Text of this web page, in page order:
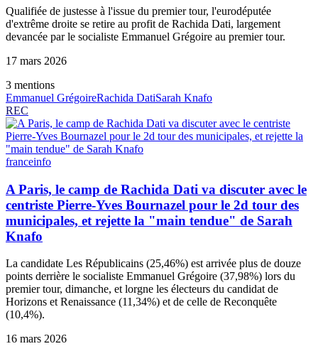
Qualifiée de justesse à l'issue du premier tour, l'eurodéputée
d'extrême droite se retire au profit de Rachida Dati, largement
devancée par le socialiste Emmanuel Grégoire au premier tour.
17 mars 2026
3 mentions
Emmanuel GrégoireRachida DatiSarah Knafo
REC
franceinfo
A Paris, le camp de Rachida Dati va discuter avec le
centriste Pierre-Yves Bournazel pour le 2d tour des
municipales, et rejette la "main tendue" de Sarah
Knafo
La candidate Les Républicains (25,46%) est arrivée plus de douze
points derrière le socialiste Emmanuel Grégoire (37,98%) lors du
premier tour, dimanche, et lorgne les électeurs du candidat de
Horizons et Renaissance (11,34%) et de celle de Reconquête
(10,4%).
16 mars 2026